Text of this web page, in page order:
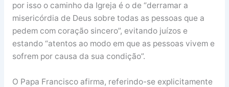
por isso o caminho da Igreja é o de “derramar a
misericórdia de Deus sobre todas as pessoas que a
pedem com coração sincero”, evitando juízos e
estando “atentos ao modo em que as pessoas vivem e
sofrem por causa da sua condição”.
O Papa Francisco afirma, referindo-se explicitamente